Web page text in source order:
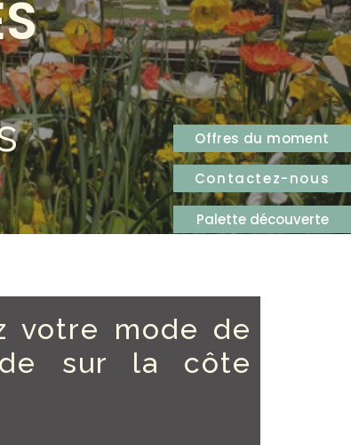
Offres du moment
Contactez-nous
Palette découverte
votre mode de
sur la côte